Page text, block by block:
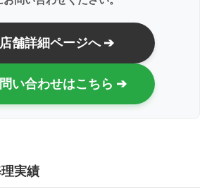
店舗詳細ページへ ➔
い合わせはこちら ➔
実績